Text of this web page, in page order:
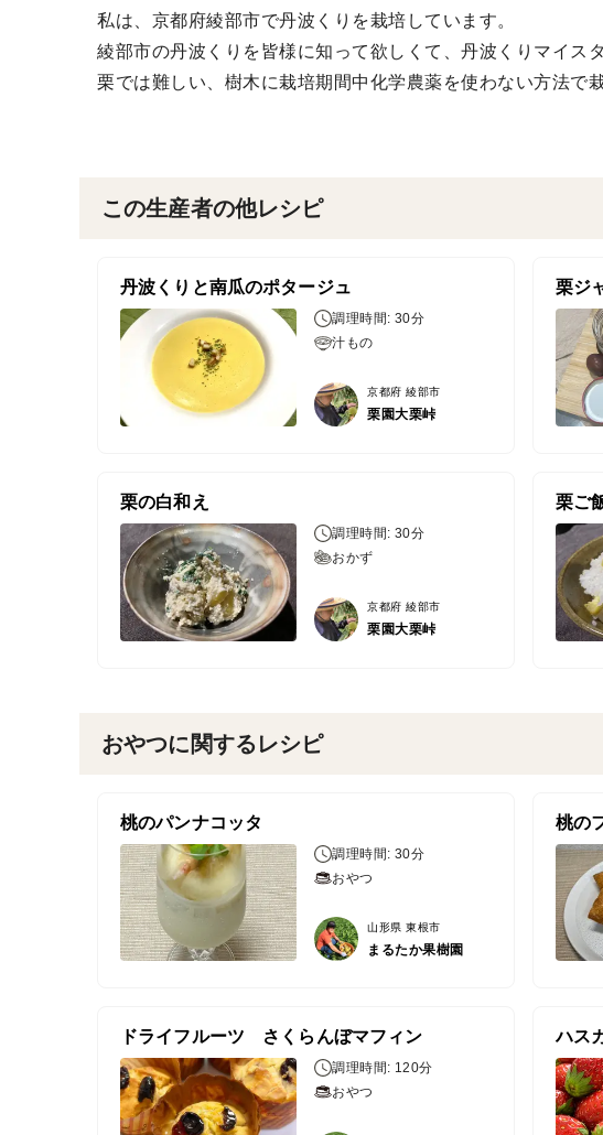
私は、京都府綾部市で丹波くりを栽培しています。
綾部市の丹波くりを皆様に知って欲しくて、丹波くりマイス
栗では難しい、樹木に栽培期間中化学農薬を使わない方法で
この生産者の他レシピ
丹波くりと南瓜のポタージュ
調理時間: 30分
汁もの
京都府 綾部市
栗園大栗峠
栗ジ
栗の白和え
調理時間: 30分
おかず
京都府 綾部市
栗園大栗峠
栗ご
おやつに関するレシピ
桃のパンナコッタ
調理時間: 30分
おやつ
山形県 東根市
まるたか果樹園
桃の
ドライフルーツ さくらんぼマフィン
調理時間: 120分
おやつ
ハス